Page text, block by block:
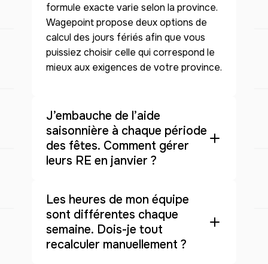
formule exacte varie selon la province.
Wagepoint propose deux options de
calcul des jours fériés afin que vous
puissiez choisir celle qui correspond le
mieux aux exigences de votre province.
J’embauche de l’aide
saisonnière à chaque période
des fêtes. Comment gérer
leurs RE en janvier ?
Les heures de mon équipe
sont différentes chaque
semaine. Dois-je tout
recalculer manuellement ?